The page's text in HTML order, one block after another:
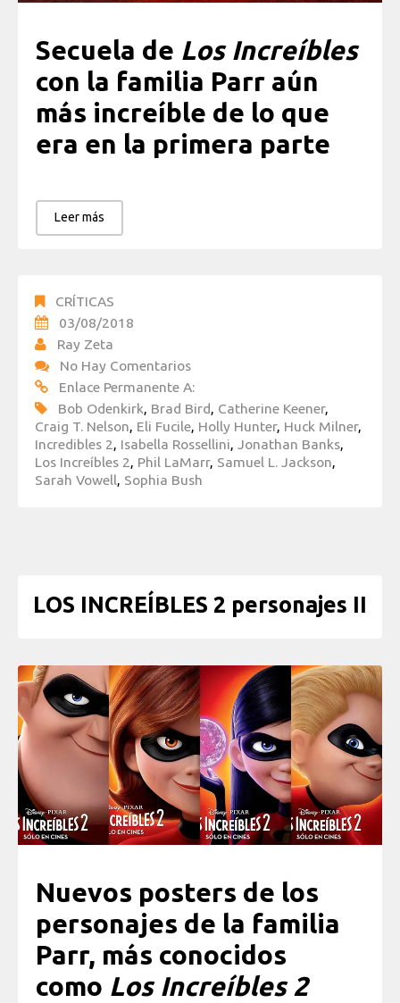
Secuela de Los Increíbles
con la familia Parr aún
más increíble de lo que
era en la primera parte
Leer más
CRÍTICAS
03/08/2018
Ray Zeta
No Hay Comentarios
Enlace Permanente A:
Bob Odenkirk, Brad Bird, Catherine Keener,
Craig T. Nelson, Eli Fucile, Holly Hunter, Huck Milner,
Incredibles 2, Isabella Rossellini, Jonathan Banks,
Los Increíbles 2, Phil LaMarr, Samuel L. Jackson,
Sarah Vowell, Sophia Bush
LOS INCREÍBLES 2 personajes II
Nuevos posters de los
personajes de la familia
Parr, más conocidos
como Los Increíbles 2